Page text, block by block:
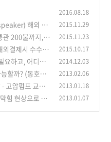
2016.08.18
해외 직
(2)
2015.11.29
200불까지,
(5)
2015.11.23
외결제시 수수료
2015.10.17
요하고, 어디가
2014.12.03
할까? (동호회
(6)
2013.02.06
고압펌프 교체 2013.01.18
힘 현상으로 인
2013.01.07